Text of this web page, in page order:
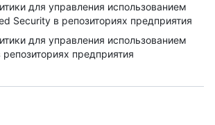
для управления использованием
Security в репозиториях предприятия
для управления использованием
предприятия